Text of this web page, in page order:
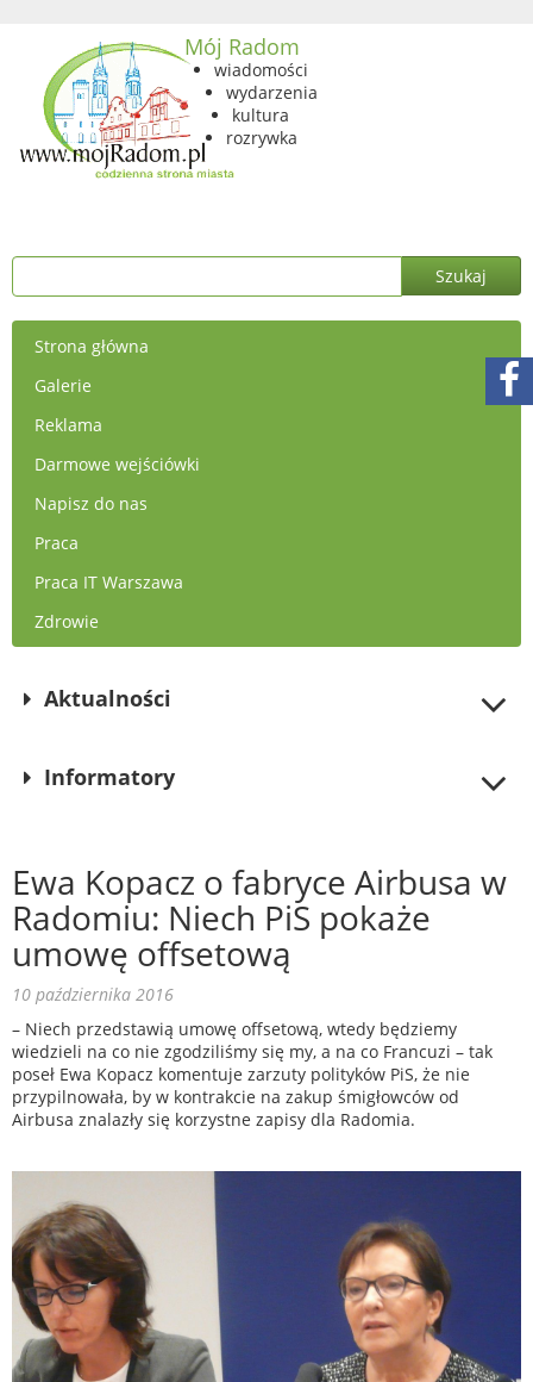
Mój Radom
wiadomości
wydarzenia
kultura
rozrywka
Strona główna
Galerie
Reklama
Darmowe wejściówki
Napisz do nas
Praca
Praca IT Warszawa
Zdrowie
Aktualności
Informatory
Ewa Kopacz o fabryce Airbusa w
Radomiu: Niech PiS pokaże
umowę offsetową
10 października 2016
– Niech przedstawią umowę offsetową, wtedy będziemy
wiedzieli na co nie zgodziliśmy się my, a na co Francuzi – tak
poseł Ewa Kopacz komentuje zarzuty polityków PiS, że nie
przypilnowała, by w kontrakcie na zakup śmigłowców od
Airbusa znalazły się korzystne zapisy dla Radomia.